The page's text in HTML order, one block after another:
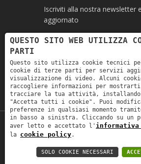
Iscriviti alla nostra newsletter
aggiornato
Ho letto l'informativa e
trattamento dei miei dati
finalità ivi indicate *
Copyright © 2019
Privacy policy-Privacy policy
QUESTO SITO WEB UTILIZZA
PARTI
Questo sito utilizza cookie tecnici
cookie di terze parti per servizi
visualizzazione di video. Alcuni
raccogliere informazioni per
tracciare la tua attività,
"Accetta tutti i cookie". Puoi
preferenze in qualsiasi momento
in basso a sinistra. Cliccando su un
aver letto e accettato l'
la cookie policy.
SOLO COOKIE NECESSARI